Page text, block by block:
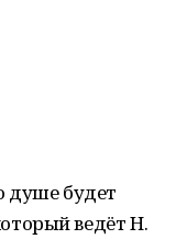
душе будет
ведёт Н.